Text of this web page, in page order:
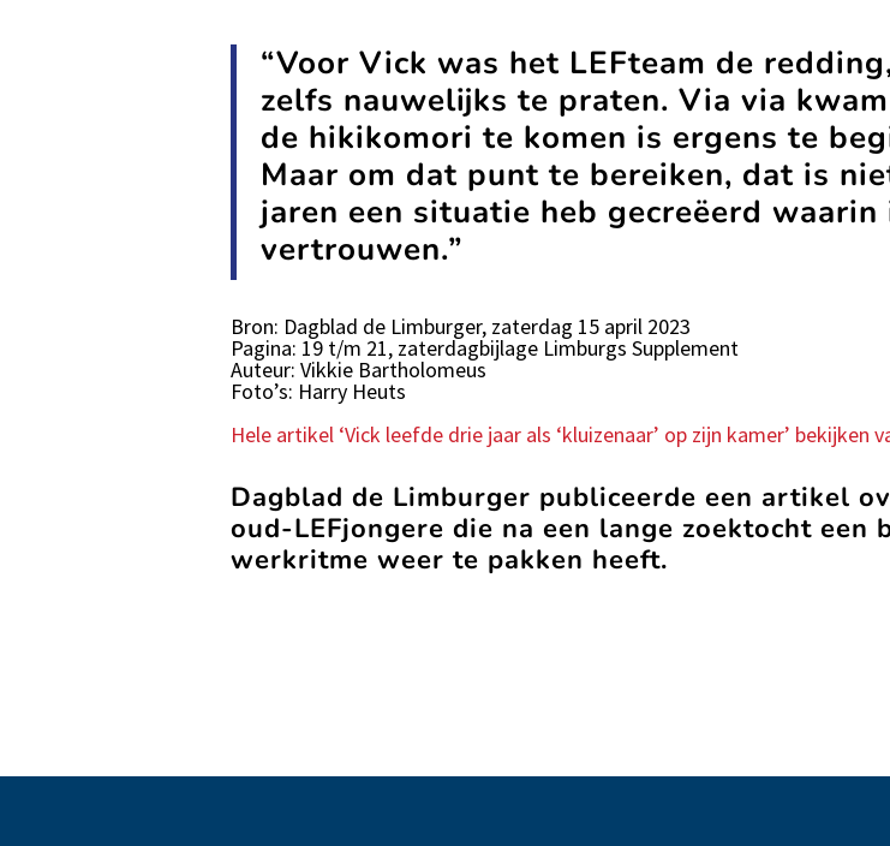
“Voor Vick was het LEFteam de
zelfs nauwelijks te praten. Via via
de hikikomori te komen is ergens te
Maar om dat punt te bereiken, dat is
jaren een situatie heb gecreëerd
vertrouwen.”
Bron: Dagblad de Limburger, zaterdag 15 april 2023
Pagina: 19 t/m 21, zaterdagbijlage Limburgs Supplement
Auteur: Vikkie Bartholomeus
Foto’s: Harry Heuts
Hele artikel ‘Vick leefde drie jaar als ‘kluizenaar’ op zijn kamer’ bekijken
Dagblad de Limburger publiceerde een artikel
oud-LEFjongere die na een lange zoektocht een
werkritme weer te pakken heeft.